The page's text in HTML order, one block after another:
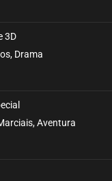
3D
Drama
Aventura